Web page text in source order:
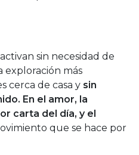
sin necesidad de
exploración más
cerca de casa y sin
En el amor, la
carta del día, y el
que se hace por